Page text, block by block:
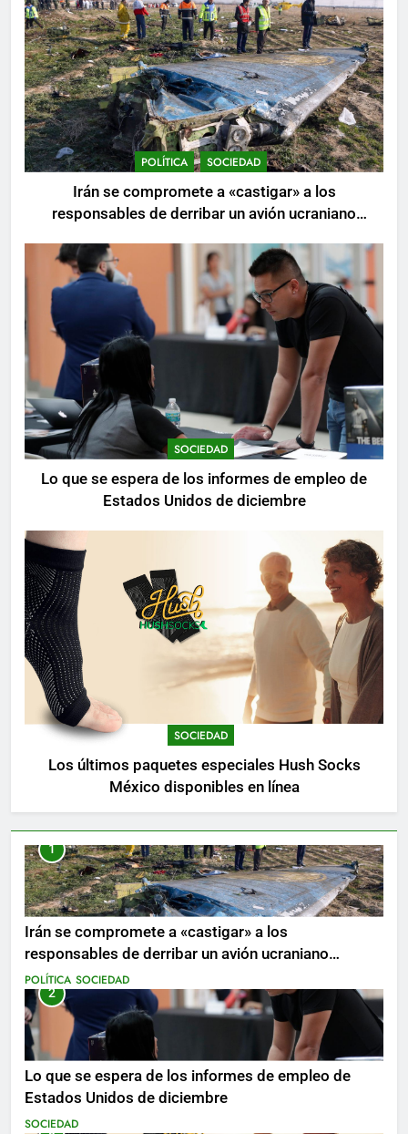
POLÍTICA SOCIEDAD
Irán se compromete a «castigar» a los
responsables de derribar un avión ucraniano
SOCIEDAD
Lo que se espera de los informes de empleo de
Estados Unidos de diciembre
SOCIEDAD
Los últimos paquetes especiales Hush Socks
México disponibles en línea
1
Irán se compromete a «castigar» a los
responsables de derribar un avión ucraniano
mientras se realizan arrestos
POLÍTICA SOCIEDAD
2
Lo que se espera de los informes de empleo de
Estados Unidos de diciembre
SOCIEDAD